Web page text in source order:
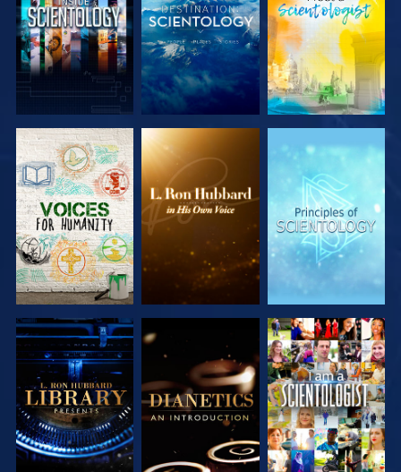
SERIE
ENTDECKEN
SERIE
ENTDECKEN
SERIE
ENTDECKEN
SERIE
ENTDECKEN
SERIE
ENTDECKEN
ANSEHEN